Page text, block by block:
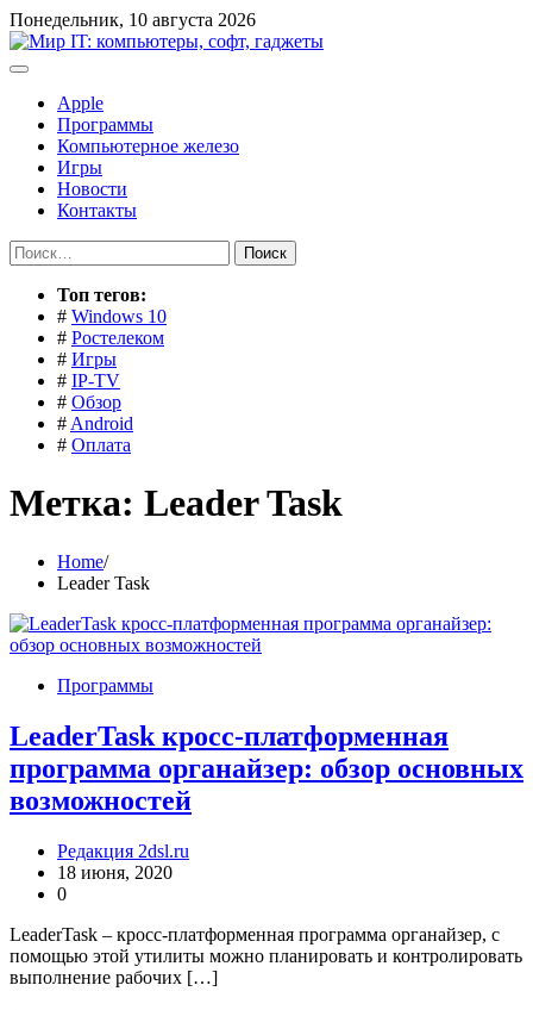
Перейти
к
содержимому
Понедельник, 10 августа 2026
Apple
Программы
Компьютерное железо
Игры
Новости
Контакты
Найти:
Toп тегов:
# Windows 10
# Ростелеком
# Игры
# IP-TV
# Обзор
# Android
# Оплата
Метка: Leader Task
Home
Leader Task
Программы
LeaderTask кросс-платформенная
программа органайзер: обзор основных
возможностей
Редакция 2dsl.ru
18 июня, 2020
0
LeaderTask – кросс-платформенная программа органайзер, с
помощью этой утилиты можно планировать и контролировать
выполнение рабочих […]